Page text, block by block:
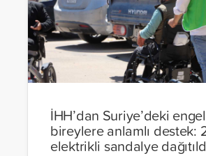
İHH’dan Suriye’deki
bireylere anlamlı destek:
elektrikli sandalye